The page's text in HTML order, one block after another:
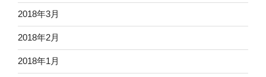
2018年3月
2018年2月
2018年1月